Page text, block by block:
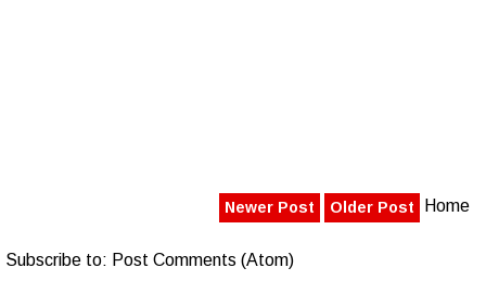
Newer Post Older Post Home
Subscribe to: Post Comments (Atom)